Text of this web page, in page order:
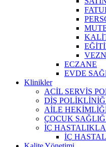
ECZANE
EVDE
Klinikler
ACİL SERVİS
DİŞ
AİLE
ÇOCUK
İÇ
İÇ